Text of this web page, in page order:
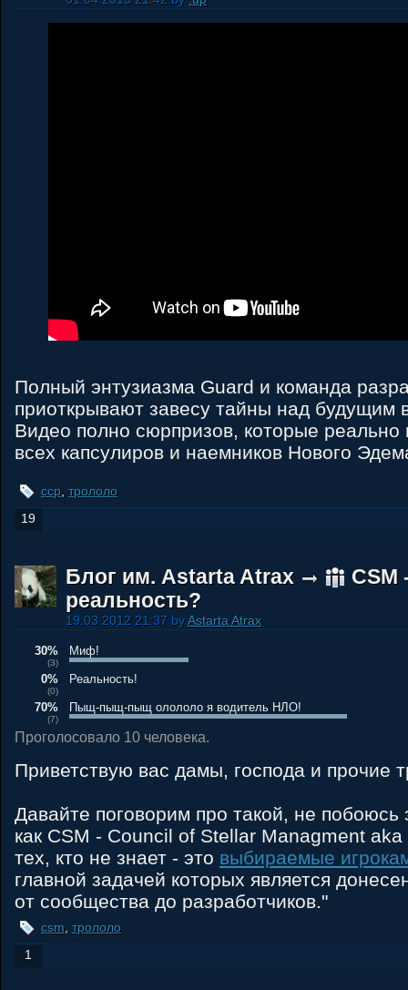
Полный энтузиазма Guard и команда
приоткрывают завесу тайны над будущим
Видео полно сюрпризов, которые реально
всех капсулиров и наемников Нового
ccp трололо
19
Блог им. Astarta Atrax
реальность?
19.03.2012 21:37 byAstarta Atrax
30%
(3)
Миф!
0%
(0)
Реальность!
70%
(7)
Пыщ-пыщ-пыщ олололо я водитель НЛО!
Проголосовало 10 человека.
Приветствую вас дамы, господа и прочие
Давайте поговорим про такой, не
как CSM - Council of Stellar Managment aka
тех, кто не знает - это выбираемые
главной задачей которых является
от сообщества до разработчиков."
csm трололо
1